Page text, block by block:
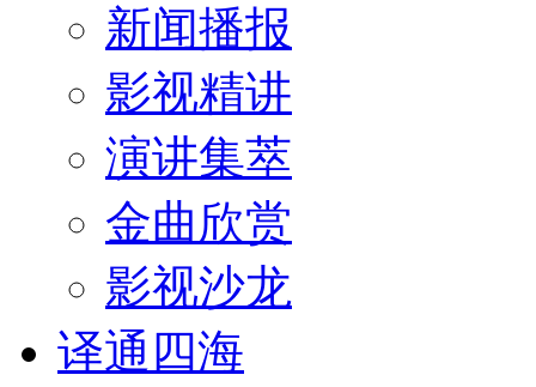
新闻播报
影视精讲
演讲集萃
金曲欣赏
影视沙龙
译通四海